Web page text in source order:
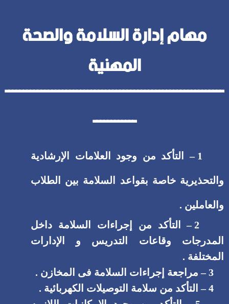
مهام إدارة السلامة والصحة
المهنية
ـــــــــــــــــــــــــــــــــــــــــــــــــــــــــــــ
ــــــــــــ
1 – التأكد من وجود العلامات الإرشادية
والتحذيرية خاصة بقواعد السلامة بين الطلاب
والعاملين .
2 – التأكد من إجراءات السلامة داخل
المدرجات وقاعات التدريس و الإدارات
المختلفة .
3 – مراجعة إجراءات السلامة فى المخازن .
4 – التأكد من سلامة التوصيلات الكهربائية .